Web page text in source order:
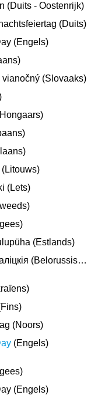
(Duits - Oostenrijk)
(Duits)
(Engels)
vianočný (Slovaaks)
(Lets)
(Estlands)
Каляды каталiцкiя (Belorussisch)
(Noors)
(Engels)
(Engels)